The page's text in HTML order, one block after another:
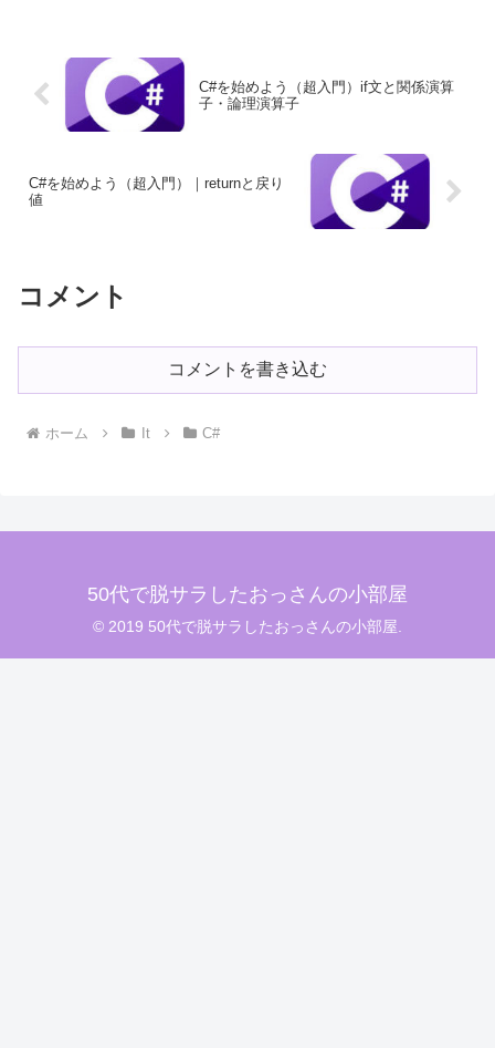
C#を始めよう（超入門）if文と関係演算
子・論理演算子
C#を始めよう（超入門）｜returnと戻り
値
コメント
コメントを書き込む
ホーム It C#
50代で脱サラしたおっさんの小部屋
© 2019 50代で脱サラしたおっさんの小部屋.